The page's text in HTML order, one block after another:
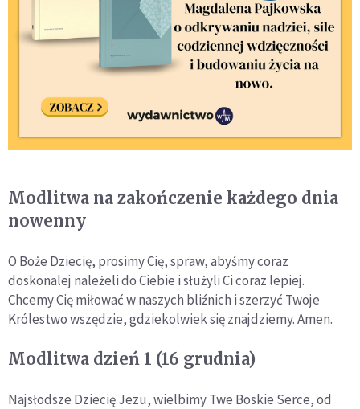
Modlitwa na zakończenie każdego dnia
nowenny
O Boże Dziecię, prosimy Cię, spraw, abyśmy coraz
doskonalej należeli do Ciebie i służyli Ci coraz lepiej.
Chcemy Cię miłować w naszych bliźnich i szerzyć Twoje
Królestwo wszędzie, gdziekolwiek się znajdziemy. Amen.
Modlitwa dzień 1 (16 grudnia)
Najsłodsze Dziecię Jezu, wielbimy Twe Boskie Serce, od